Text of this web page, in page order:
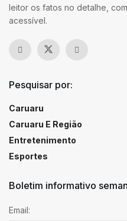
leitor os fatos no detalhe,
acessível.
Pesquisar por:
Caruaru
Caruaru E Região
Entretenimento
Esportes
Boletim informativo
Email: